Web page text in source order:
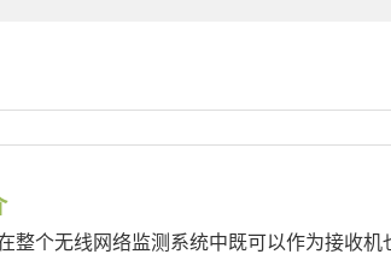
整个无线网络监测系统中既可以作为接收机